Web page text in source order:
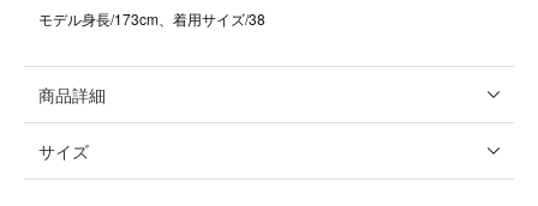
モデル身長/173cm、着用サイズ/38
商品詳細
サイズ